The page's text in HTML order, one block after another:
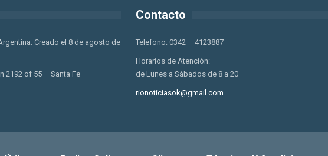
Creado el 8 de agosto de
2192 of 55 – Santa Fe –
Contacto
Telefono: 0342 – 4123887
Horarios de Atención:
de Lunes a Sábados de 8 a 20
rionoticiasok@gmail.com